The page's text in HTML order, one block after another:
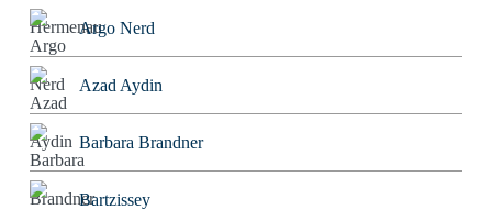
Argo Nerd
Azad Aydin
Barbara Brandner
Bartzissey